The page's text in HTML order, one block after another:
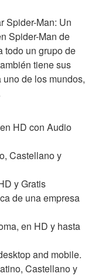
Spider-Man: Un
Spider-Man de
todo un grupo de
tiene sus
de los mundos,
HD con Audio
Castellano y
y Gratis
de una empresa
en HD y hasta
and mobile.
Castellano y